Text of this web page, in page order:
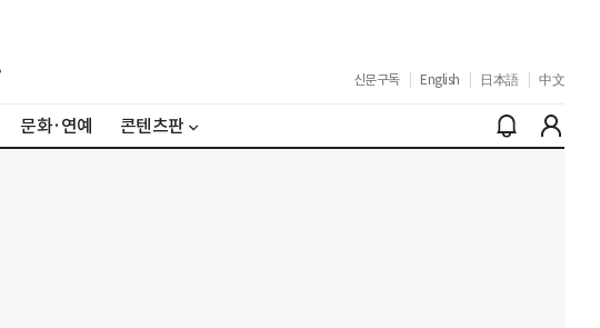
신문구독 English 日本語 中文
문화·연예 콘텐츠판